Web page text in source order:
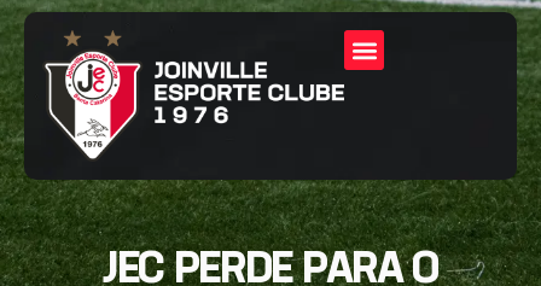
JEC PERDE PARA O